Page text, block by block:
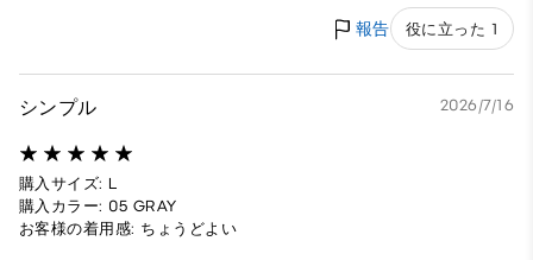
報告 役に立った 1
シンプル 2026/7/16
購入サイズ: L
購入カラー: 05 GRAY
お客様の着用感: ちょうどよい